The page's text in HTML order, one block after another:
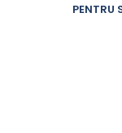
PENTRU